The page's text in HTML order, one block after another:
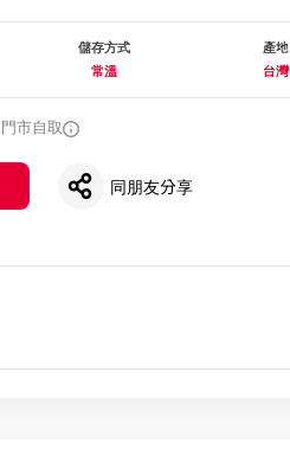
儲存方式
常溫
產地
台灣
門市自取
同朋友分享